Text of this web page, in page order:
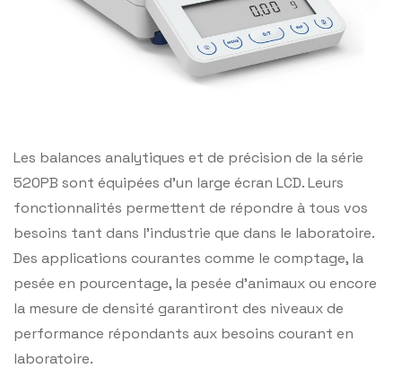
Les balances analytiques et de précision de la série
520PB sont équipées d’un large écran LCD. Leurs
fonctionnalités permettent de répondre à tous vos
besoins tant dans l’industrie que dans le laboratoire.
Des applications courantes comme le comptage, la
pesée en pourcentage, la pesée d’animaux ou encore
la mesure de densité garantiront des niveaux de
performance répondants aux besoins courant en
laboratoire.